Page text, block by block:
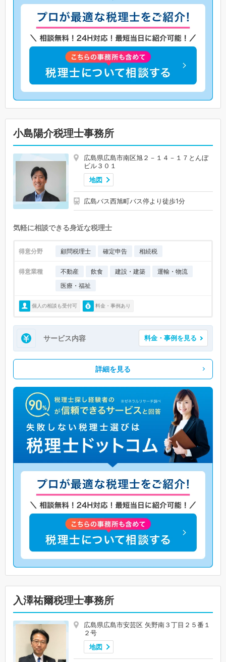
小島陽介税理士事務所
広島県広島市南区旭２－１４－１７とんぼ
ビル３０１
地図
広島バス西旭町バス停より徒歩1分
気軽に相談できる身近な税理士
得意分野 顧問税理士 確定申告 相続税
得意業種 不動産 飲食 建設・建築
運輸・物流
医療・福祉
個人の相談も受付可 料金・事例あり
サービス内容 料金・事例を見る
詳細を見る
入澤祐爾税理士事務所
広島県広島市安芸区 矢野南３丁目２５番１
２号
地図